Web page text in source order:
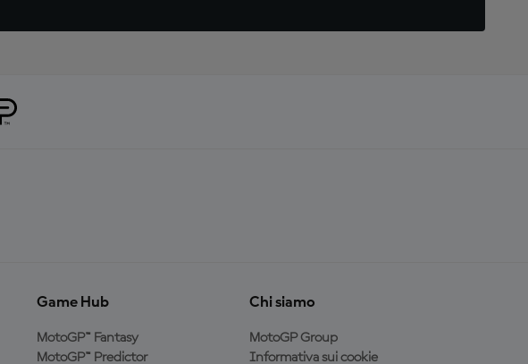
Game Hub
MotoGP™ Fantasy
MotoGP™ Predictor
Chi siamo
MotoGP Group
Informativa sui cookie